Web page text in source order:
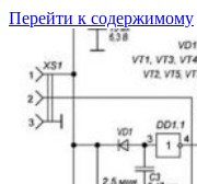
Перейти к содержимому